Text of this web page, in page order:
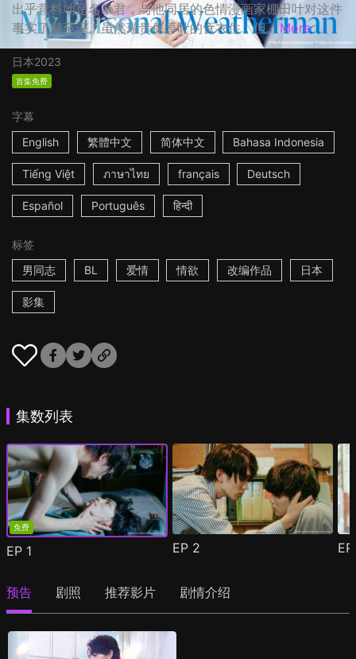
出乎意料地是名暴君，与他同居的色情漫画家棚田叶对这件
事实了解至深。虽然瑞贵保障叶的食衣住，但... More
日本2023
首集免费
字幕
English
繁體中文 简体中文 Bahasa Indonesia
Tiếng Việt ภาษาไทย français Deutsch
Español Português हिन्दी
标签
男同志
BL 爱情 情欲 改编作品 日本
影集
集数列表
免费
EP 1 EP 2
预告 剧照 推荐影片 剧情介绍